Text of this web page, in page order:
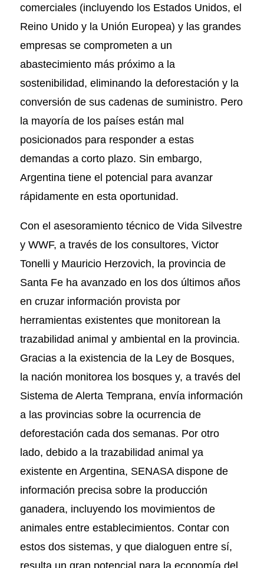
comerciales (incluyendo los Estados Unidos, el
Reino Unido y la Unión Europea) y las grandes
empresas se comprometen a un
abastecimiento más próximo a la
sostenibilidad, eliminando la deforestación y la
conversión de sus cadenas de suministro. Pero
la mayoría de los países están mal
posicionados para responder a estas
demandas a corto plazo. Sin embargo,
Argentina tiene el potencial para avanzar
rápidamente en esta oportunidad.
Con el asesoramiento técnico de Vida Silvestre
y WWF, a través de los consultores, Victor
Tonelli y Mauricio Herzovich, la provincia de
Santa Fe ha avanzado en los dos últimos años
en cruzar información provista por
herramientas existentes que monitorean la
trazabilidad animal y ambiental en la provincia.
Gracias a la existencia de la Ley de Bosques,
la nación monitorea los bosques y, a través del
Sistema de Alerta Temprana, envía información
a las provincias sobre la ocurrencia de
deforestación cada dos semanas. Por otro
lado, debido a la trazabilidad animal ya
existente en Argentina, SENASA dispone de
información precisa sobre la producción
ganadera, incluyendo los movimientos de
animales entre establecimientos. Contar con
estos dos sistemas, y que dialoguen entre sí,
resulta un gran potencial para la economía del